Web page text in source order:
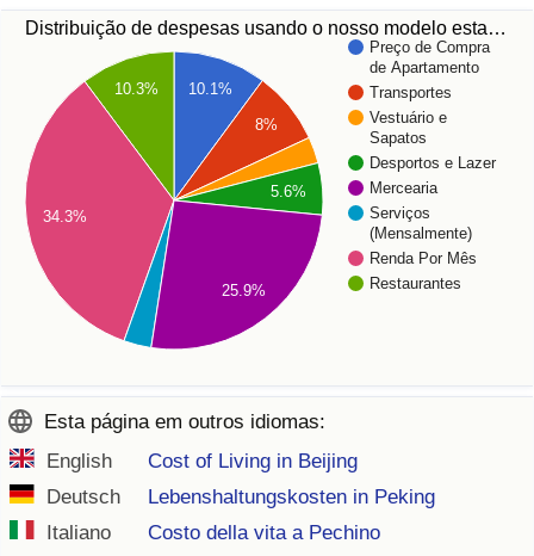
Distribuição de despesas usando o nosso modelo esta…
Preço de Compra
de Apartamento
Transportes
Vestuário e
Sapatos
Desportos e Lazer
Mercearia
Serviços
(Mensalmente)
Renda Por Mês
Restaurantes
10.1%
8%
5.6%
10.3%
34.3%
25.9%
Esta página em outros idiomas:
English
Cost of Living in Beijing
Deutsch
Lebenshaltungskosten in Peking
Italiano
Costo della vita a Pechino